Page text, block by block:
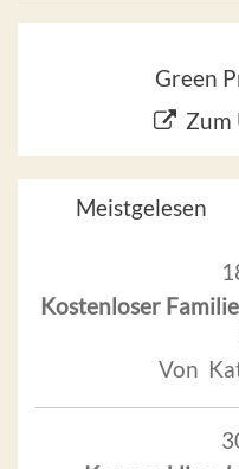
Green
Zum
Meistgelesen
Kostenloser
Von